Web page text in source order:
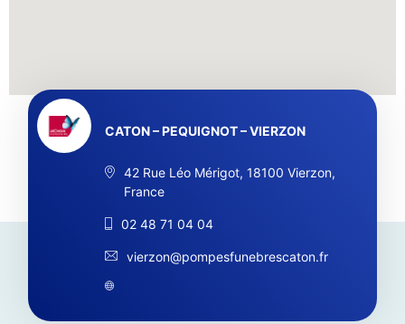
CATON – PEQUIGNOT – VIERZON
42 Rue Léo Mérigot, 18100 Vierzon,
France
02 48 71 04 04
vierzon@pompesfunebrescaton.fr
Simuler vos coûts obsèques